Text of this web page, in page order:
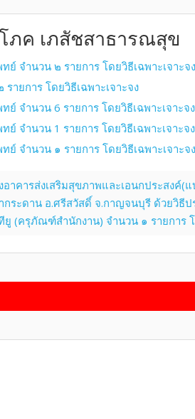
ภค เภสัชสาธารณสุข
จำนวน ๒ รายการ โดยวิธีเฉพาะเจาะจง
ายการ โดยวิธีเฉพาะเจาะจง
จำนวน 6 รายการ โดยวิธีเฉพาะเจาะจง
จำนวน 1 รายการ โดยวิธีเฉพาะเจาะจง
จำนวน ๑ รายการ โดยวิธีเฉพาะเจาะจง
อาคารส่งเสริมสุขภาพและเอนกประสง
ะดาน อ.ศรีสวัสดิ์ จ.กาญจนบุรี ด้วยวิธีป
ครุภัณฑ์สำนักงาน) จำนวน ๑ รายการ โ